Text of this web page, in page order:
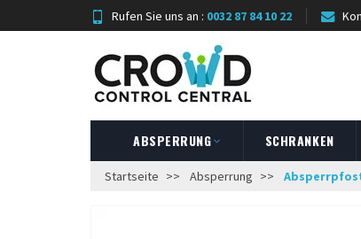
Rufen Sie uns an : 0032 87 84 10 22
ABSPERRUNG SCHRANKEN
Startseite Absperrung